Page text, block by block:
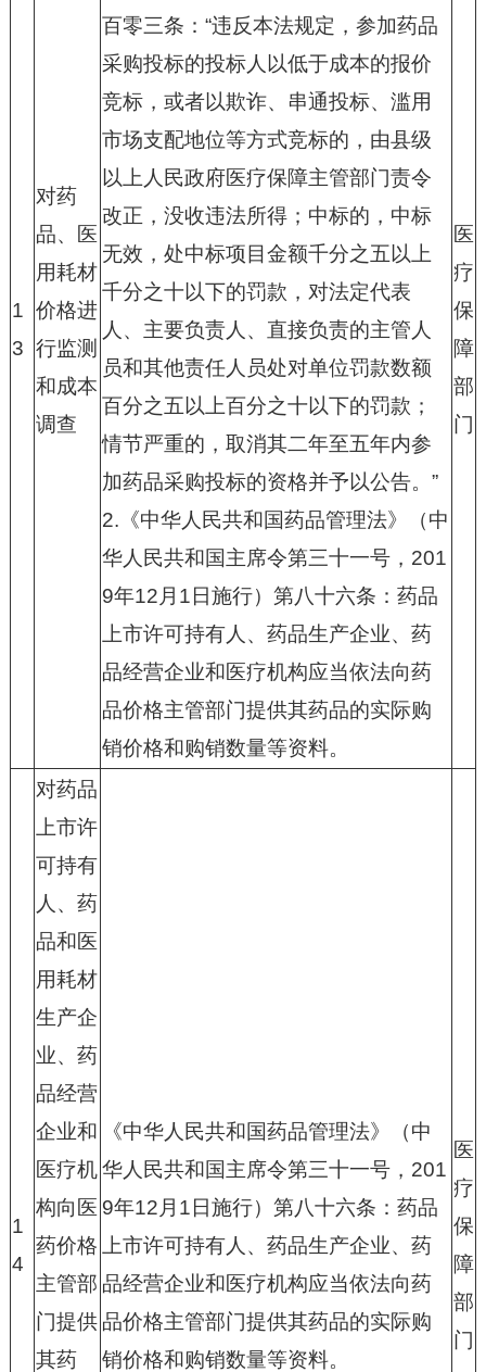
1
3
对药
品、医
用耗材
价格进
行监测
和成本
调查
百零三条：“违反本法规定，参加药品
采购投标的投标人以低于成本的报价
竞标，或者以欺诈、串通投标、滥用
市场支配地位等方式竞标的，由县级
以上人民政府医疗保障主管部门责令
改正，没收违法所得；中标的，中标
无效，处中标项目金额千分之五以上
千分之十以下的罚款，对法定代表
人、主要负责人、直接负责的主管人
员和其他责任人员处对单位罚款数额
百分之五以上百分之十以下的罚款；
情节严重的，取消其二年至五年内参
加药品采购投标的资格并予以公告。”
2. 《中华人民共和国药品管理法》（中
华人民共和国主席令第三十一号， 201
9年12 月 1 日施行）第八十六条：药品
上市许可持有人、药品生产企业、药
品经营企业和医疗机构应当依法向药
品价格主管部门提供其药品的实际购
销价格和购销数量等资料。
医
疗
保
障
部
门
1
4
对药品
上市许
可持有
人、药
品和医
用耗材
生产企
业、药
品经营
企业和
医疗机
构向医
药价格
主管部
门提供
其药
《中华人民共和国药品管理法》（中
华人民共和国主席令第三十一号， 201
9年12 月 1 日施行）第八十六条：药品
上市许可持有人、药品生产企业、药
品经营企业和医疗机构应当依法向药
品价格主管部门提供其药品的实际购
销价格和购销数量等资料。
医
疗
保
障
部
门